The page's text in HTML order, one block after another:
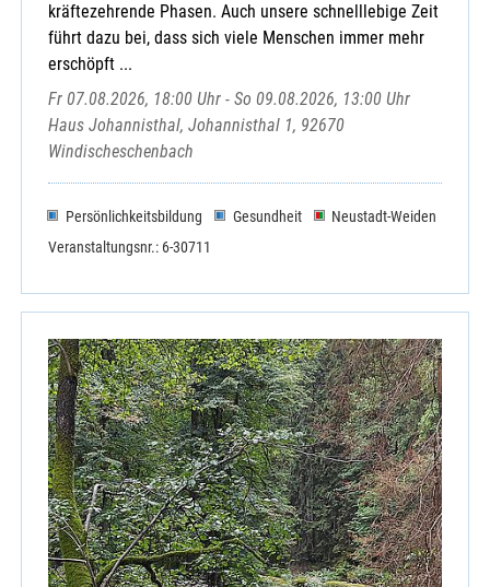
kräftezehrende Phasen. Auch unsere schnelllebige Zeit
führt dazu bei, dass sich viele Menschen immer mehr
erschöpft ...
Fr 07.08.2026, 18:00 Uhr - So 09.08.2026, 13:00 Uhr
Haus Johannisthal, Johannisthal 1, 92670
Windischeschenbach
Persönlichkeitsbildung Gesundheit
Neustadt-Weiden
Veranstaltungsnr.: 6-30711